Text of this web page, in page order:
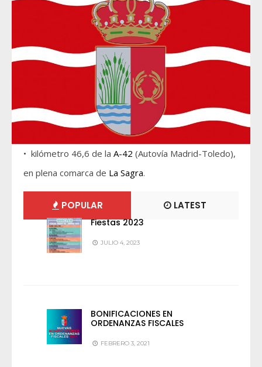
• kilómetro 46,6 de la A-42 (Autovía Madrid-Toledo),
en plena comarca de La Sagra.
POPULAR LATEST
Fiestas 2023
JULIO 4, 2023
BONIFICACIONES EN
ORDENANZAS FISCALES
FEBRERO 3, 2021